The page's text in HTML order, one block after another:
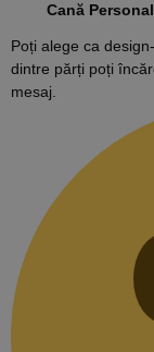
Cană
Poți alege ca
dintre părți poți
mesaj.